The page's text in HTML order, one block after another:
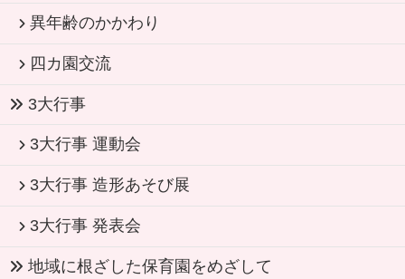
異年齢のかかわり
四カ園交流
3大行事
3大行事 運動会
3大行事 造形あそび展
3大行事 発表会
地域に根ざした保育園をめざして